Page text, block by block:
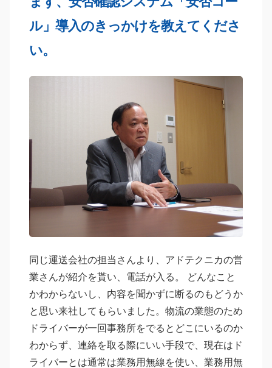
ル」導入のきっかけを教えてくださ
い。
同じ運送会社の担当さんより、アドテクニカの営
業さんが紹介を貰い、電話が入る。 どんなこと
かわからないし、内容を聞かずに断るのもどうか
と思い来社してもらいました。物流の業態のため
ドライバーが一回事務所をでるとどこにいるのか
わからず、連絡を取る際にいい手段で、現在はド
ライバーとは通常は業務用無線を使い、業務用無